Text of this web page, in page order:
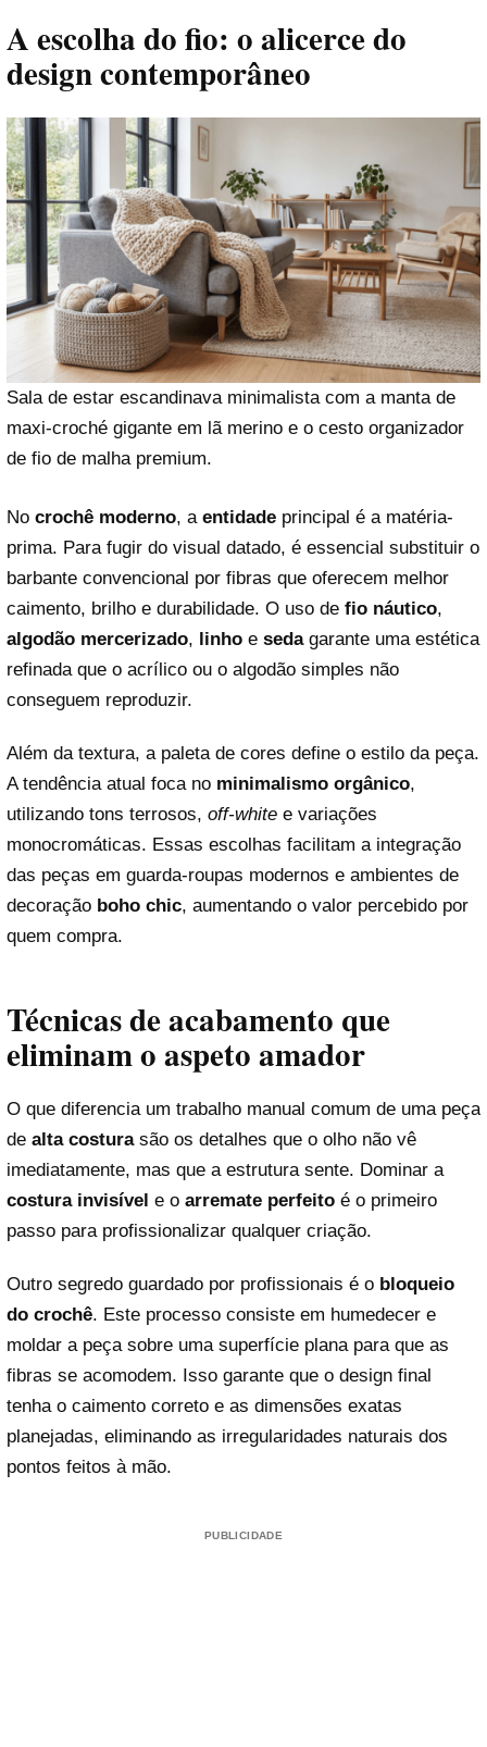
A escolha do fio: o alicerce do
design contemporâneo
Sala de estar escandinava minimalista com a manta de
maxi-croché gigante em lã merino e o cesto organizador
de fio de malha premium.
No crochê moderno, a entidade principal é a matéria-
prima. Para fugir do visual datado, é essencial substituir o
barbante convencional por fibras que oferecem melhor
caimento, brilho e durabilidade. O uso de fio náutico,
algodão mercerizado, linho e sedagarante uma estética
refinada que o acrílico ou o algodão simples não
conseguem reproduzir.
Além da textura, a paleta de cores define o estilo da peça.
A tendência atual foca no minimalismo orgânico,
utilizando tons terrosos, off-white e variações
monocromáticas. Essas escolhas facilitam a integração
das peças em guarda-roupas modernos e ambientes de
decoração boho chic, aumentando o valor percebido por
quem compra.
Técnicas de acabamento que
eliminam o aspeto amador
O que diferencia um trabalho manual comum de uma peça
de alta costurasão os detalhes que o olho não vê
imediatamente, mas que a estrutura sente. Dominar a
costura invisível e o arremate perfeito é o primeiro
passo para profissionalizar qualquer criação.
Outro segredo guardado por profissionais é o bloqueio
do crochê. Este processo consiste em humedecer e
moldar a peça sobre uma superfície plana para que as
fibras se acomodem. Isso garante que o design final
tenha o caimento correto e as dimensões exatas
planejadas, eliminando as irregularidades naturais dos
pontos feitos à mão.
PUBLICIDADE